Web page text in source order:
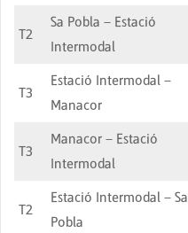
T2
Sa Pobla – Estació
Intermodal
T3
Estació Intermodal –
Manacor
T3
Manacor – Estació
Intermodal
T2
Estació Intermodal – Sa
Pobla